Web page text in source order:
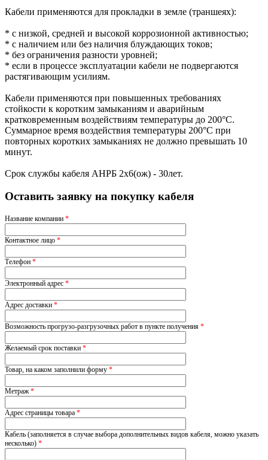
Кабели применяются для прокладки в земле (траншеях):
* с низкой, средней и высокой коррозионной активностью;
* с наличием или без наличия блуждающих токов;
* без ограничения разности уровней;
* если в процессе эксплуатации кабели не подвергаются
растягивающим усилиям.
Кабели применяются при повышенных требованиях
стойкости к коротким замыканиям и аварийным
кратковременным воздействиям температуры до 200°С.
Суммарное время воздействия температуры 200°С при
повторных коротких замыканиях не должно превышать 10
минут.
Срок службы кабеля АНРБ 2х6(ож) - 30лет.
Оставить заявку на покупку кабеля
Название компании *
Контактное лицо *
Телефон *
Электронный адрес *
Адрес доставки *
Возможность прогрузо-разгрузочных работ в пункте получения *
Желаемый срок поставки *
Товар, на каком заполнили форму *
Метраж*
Адрес страницы товара *
Кабель (заполняется в случае выбора дополнительных видов кабеля, можно указать
несколько) *